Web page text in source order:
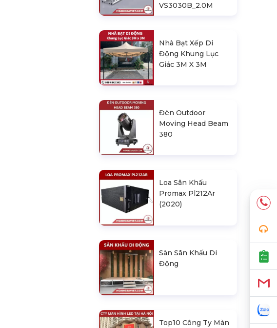
VS3030B_2.0M
Nhà Bạt Xếp Di
Động Khung Lục
Giác 3M X 3M
Đèn Outdoor
Moving Head Beam
380
Loa Sân Khấu
Promax Pl212Ar
(2020)
Sàn Sân Khấu Di
Động
Top10 Công Ty Màn